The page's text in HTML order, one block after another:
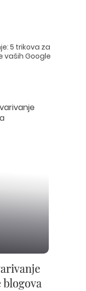
5 trikova za
vaših Google